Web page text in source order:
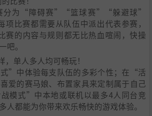
分为“障碍赛”“篮球赛”“躲避球”
比赛都需要从队伍中派出代表参赛，
赛的内容与规则都无比热血喧闹，快操
吧。
单人多人均可畅玩！
”中体验每支队伍的多彩个性；在“活
爱的赛马娘、布置家具来定制属于自己
模式”中本地或联机以最多4人同台竞
人都能为你带来欢乐畅快的游戏体验。